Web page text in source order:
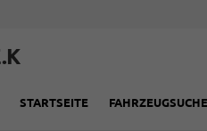
STARTSEITE FAHRZEUGSUCHE